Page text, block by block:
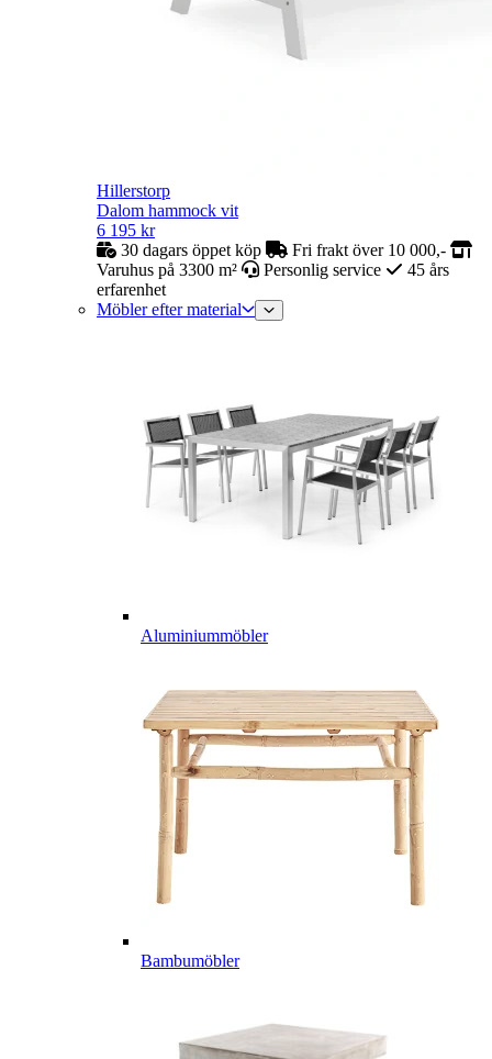
Hillerstorp
Dalom hammock vit
6 195 kr
30 dagars öppet köp
Fri frakt över 10 000,-
Varuhus på 3300 m²
Personlig service
45 års
erfarenhet
Möbler efter material
Aluminiummöbler
Bambumöbler